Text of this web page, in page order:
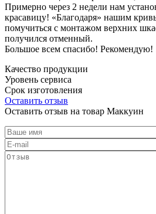
Примерно через 2 недели нам
красавицу! «Благодаря» нашим
помучиться с монтажом верхних
получился отменный.
Большое всем спасибо! Рекомендую!
Качество продукции
Уровень сервиса
Срок изготовления
Оставить отзыв
Оставить отзыв на товар Маккуин